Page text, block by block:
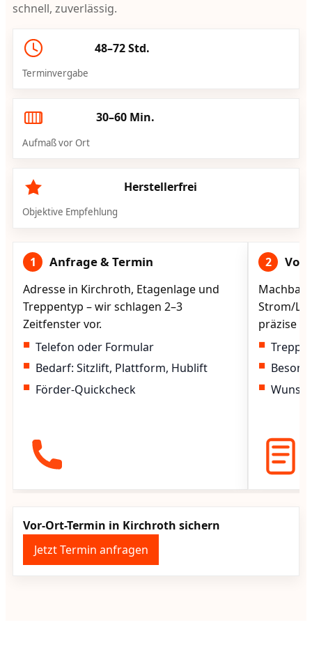
schnell, zuverlässig.
48–72 Std.
Terminvergabe
30–60 Min.
Aufmaß vor Ort
Herstellerfrei
Objektive Empfehlung
1 Anfrage & Termin
Adresse in Kirchroth, Etagenlage und
Treppentyp – wir schlagen 2–3
Zeitfenster vor.
Telefon oder Formular
Bedarf: Sitzlift, Plattform, Hublift
Förder-Quickcheck
2
Strom/
präzise
Vor-Ort-Termin in Kirchroth sichern
Jetzt Termin anfragen